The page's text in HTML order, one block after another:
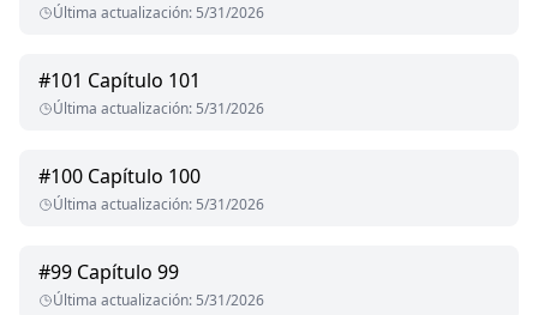
Última actualización: 5/31/2026
#101 Capítulo 101
Última actualización: 5/31/2026
#100 Capítulo 100
Última actualización: 5/31/2026
#99 Capítulo 99
Última actualización: 5/31/2026